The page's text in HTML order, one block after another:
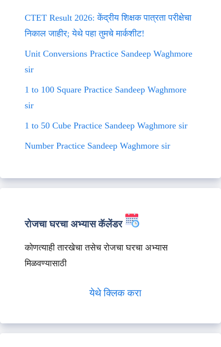
CTET Result 2026: केंद्रीय शिक्षक पात्रता परीक्षेचा
निकाल जाहीर; येथे पहा तुमचे मार्कशीट!
Unit Conversions Practice Sandeep Waghmore
sir
1 to 100 Square Practice Sandeep Waghmore
sir
1 to 50 Cube Practice Sandeep Waghmore sir
Number Practice Sandeep Waghmore sir
रोजचा घरचा अभ्यास कॅलेंडर
कोणत्याही तारखेचा तसेच रोजचा घरचा अभ्यास
मिळवण्यासाठी
येथे क्लिक करा